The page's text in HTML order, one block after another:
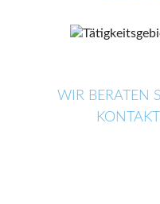
WIR BERATEN